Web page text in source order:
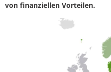
von finanziellen Vorteilen.